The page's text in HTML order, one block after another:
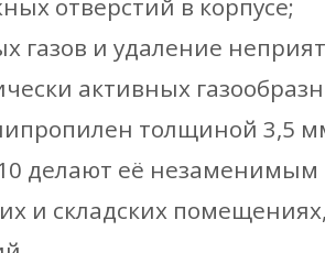
отверстий в корпусе;
газов и удаление
активных
толщиной 3,5
делают её
и складских